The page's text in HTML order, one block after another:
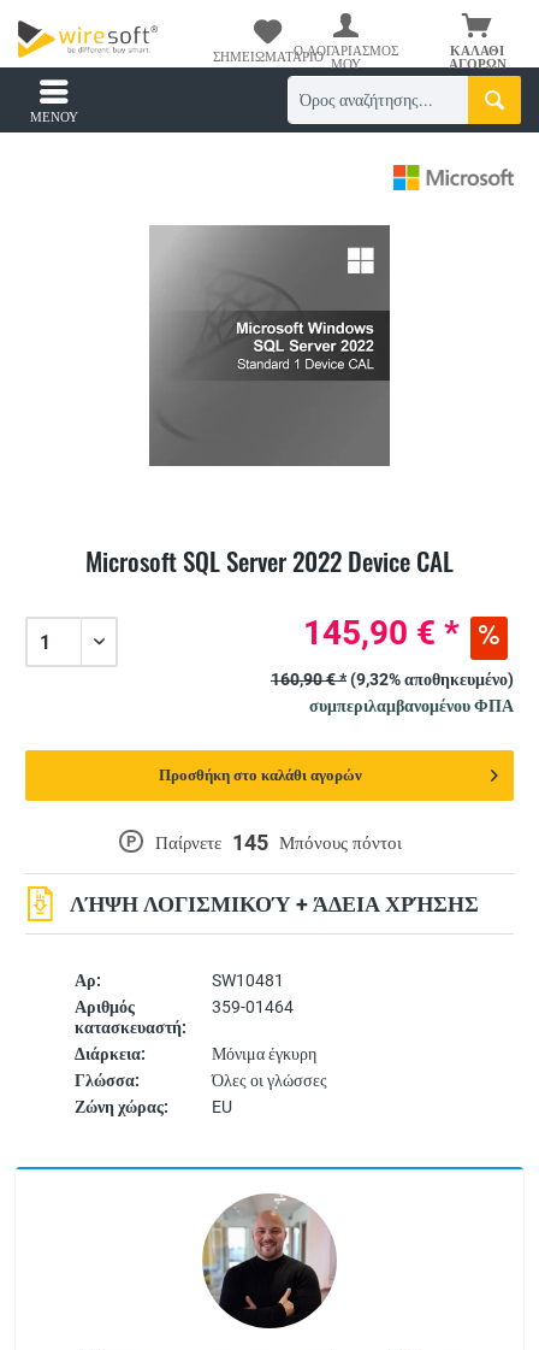
ΚΑΛΆΘΙ
ΑΓΟΡΏΝ
ΣΗΜΕΙΩΜΑΤΆΡΙΟΟ ΛΟΓΑΡΙΑΣΜΌΣ
ΜΟΥ
ΜΕΝΟΎ
Microsoft SQL Server 2022 Device CAL
Αρ:
SW10481
Αριθμός
κατασκευαστή:
359-01464
Διάρκεια:
Μόνιμα έγκυρη
Γλώσσα:
Όλες οι γλώσσες
Ζώνη χώρας:
EU
P Παίρνετε 145 Μπόνους πόντοι
ΛΉΨΗ ΛΟΓΙΣΜΙΚΟΎ + ΆΔΕΙΑ ΧΡΉΣΗΣ
145,90 € *
160,90 € *(9,32% αποθηκευμένο)
συμπεριλαμβανομένου ΦΠΑ
Προσθήκη στο καλάθι αγορών